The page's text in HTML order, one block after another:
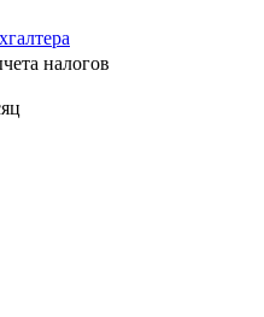
налогов